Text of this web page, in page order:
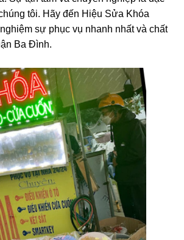
tôi. Hãy đến Hiệu Sửa Khóa
sự phục vụ nhanh nhất và chất
Ba Đình.